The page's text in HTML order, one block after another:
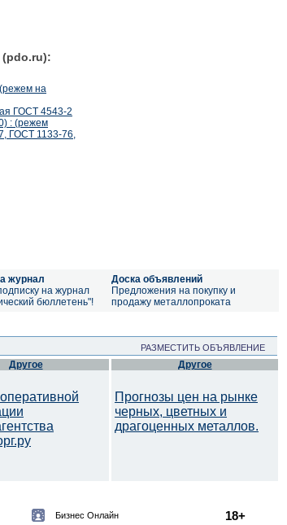
на
ГОСТ 4543-2
: (режем
ГОСТ 1133-76,
журнал
на журнал
бюллетень"!
Доска объявлений
Предложения на покупку и
продажу металлопроката
РАЗМЕСТИТЬ ОБЪЯВЛЕНИЕ
Другое Другое
Прогнозы цен на рынке
черных, цветных и
драгоценных металлов.
Бизнес Онлайн 18+